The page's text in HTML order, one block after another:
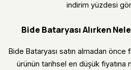
indirim yüzdesi
Bide Bataryası Alırken
Bide Bataryası satın almadan
ürünün tarihsel en düşük fiyatına